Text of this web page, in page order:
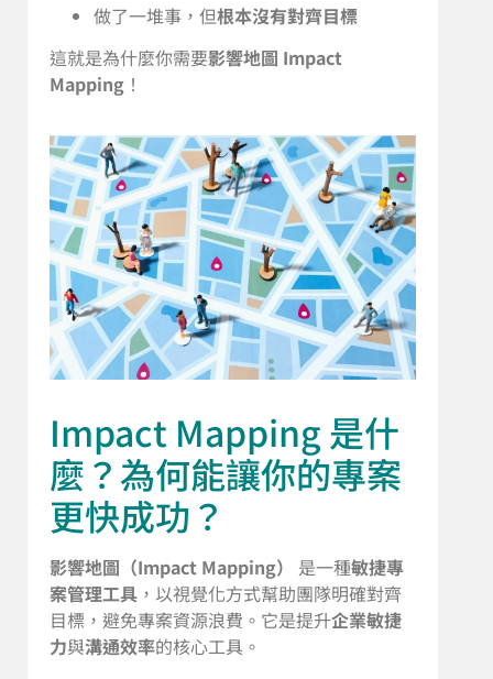
做了一堆事，但根本沒有對齊目標
這就是為什麼你需要影響地圖 Impact
Mapping ！
Impact Mapping 是什
麼？為何能讓你的專案
更快成功？
影響地圖（Impact Mapping） 是一種敏捷專
案管理工具 ，以視覺化方式幫助團隊明確對齊
目標，避免專案資源浪費。它是提升企業敏捷
力與溝通效率的核心工具。